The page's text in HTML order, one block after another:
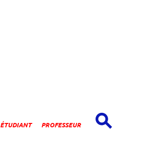
ÉTUDIANT PROFESSEUR